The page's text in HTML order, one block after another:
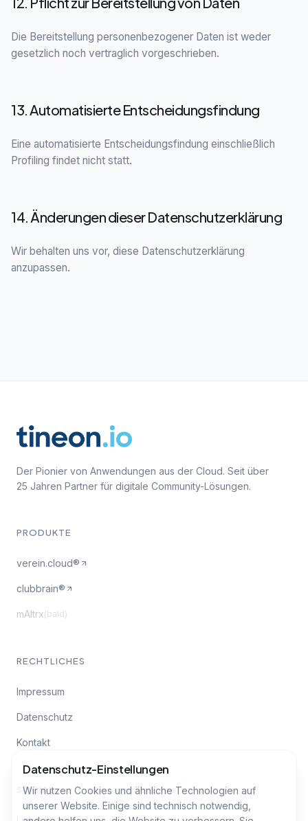
Die Bereitstellung personenbezogener Daten ist weder
gesetzlich noch vertraglich vorgeschrieben.
13. Automatisierte Entscheidungsfindung
Eine automatisierte Entscheidungsfindung einschließlich
Profiling findet nicht statt.
14. Änderungen dieser Datenschutzerklärung
Wir behalten uns vor, diese Datenschutzerklärung
anzupassen.
Der Pionier von Anwendungen aus der Cloud. Seit über
25 Jahren Partner für digitale Community-Lösungen.
PRODUKTE
verein.cloud®
clubbrain®
mAItrx(bald)
RECHTLICHES
Impressum
Datenschutz
Kontakt
SOCIAL
Datenschutz-Einstellungen
Wir nutzen Cookies und ähnliche Technologien auf
unserer Website. Einige sind technisch notwendig,